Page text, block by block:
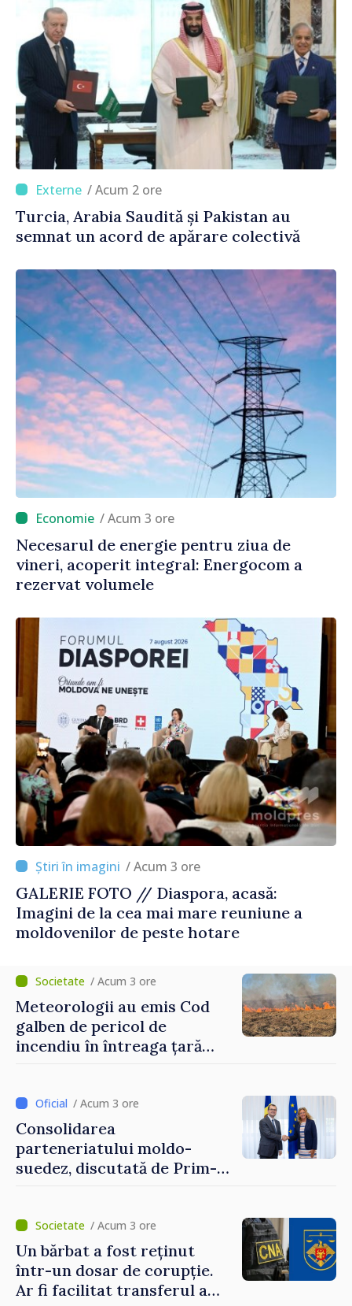
/ Acum 2 ore
Turcia, Arabia Saudită și Pakistan au
semnat un acord de apărare colectivă
/ Acum 3 ore
Necesarul de energie pentru ziua de
vineri, acoperit integral: Energocom a
rezervat volumele
/ Acum 3 ore
GALERIE FOTO // Diaspora, acasă:
Imagini de la cea mai mare reuniune a
moldovenilor de peste hotare
/ Acum 3 ore
Meteorologii au emis Cod
galben de pericol de
incendiu în întreaga țară
/ Acum 3 ore
Consolidarea
parteneriatului moldo-
suedez, discutată de Prim-
Petra Lärke/ Acum 3 ore
Un bărbat a fost reținut
într-un dosar de corupție.
Ar fi facilitat transferul a